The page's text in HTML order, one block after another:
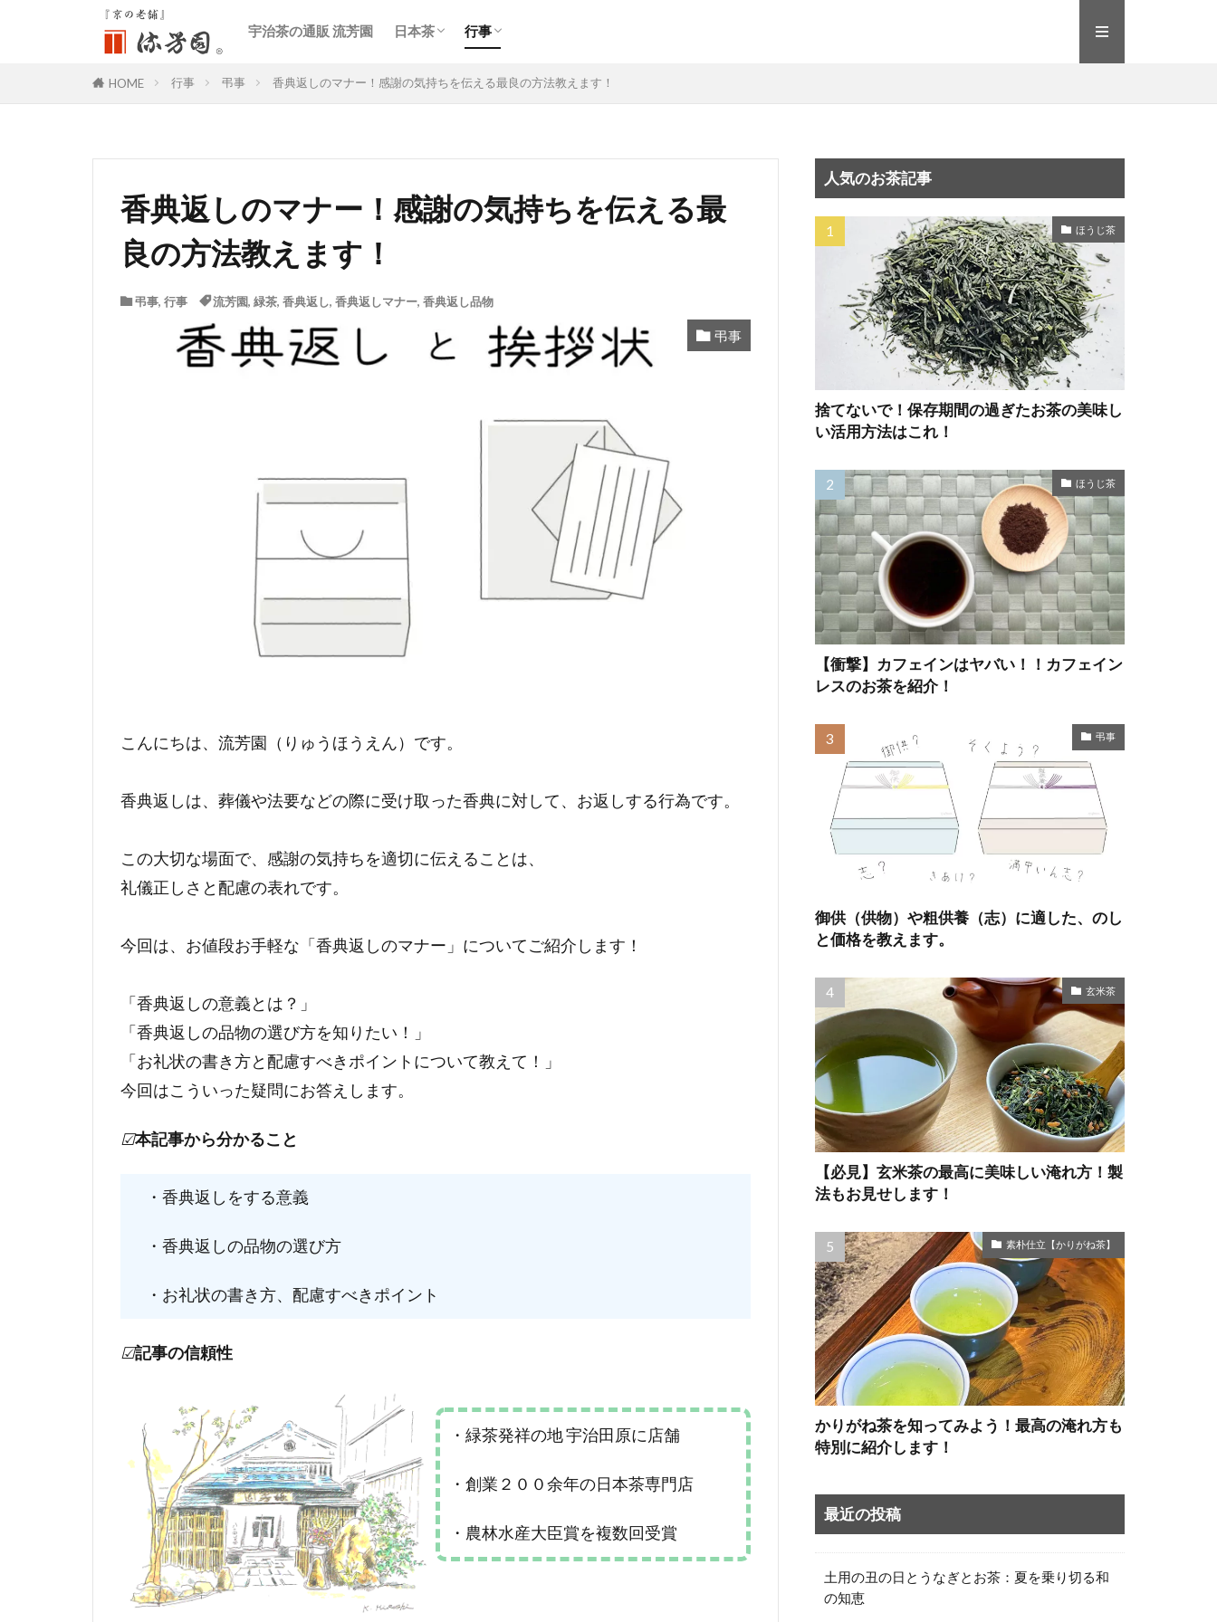
宇治茶の通販 流芳園 日本茶 行事
HOME 行事 弔事 香典返しのマナー！感謝の気持ちを伝える最良の方法教えます！
香典返しのマナー！感謝の気持ちを伝える最
良の方法教えます！
弔事, 行事 流芳園, 緑茶, 香典返し, 香典返しマナー, 香典返し品物
弔事
こんにちは、流芳園（りゅうほうえん）です。
香典返しは、葬儀や法要などの際に受け取った香典に対して、お返しする行為です。
この大切な場面で、感謝の気持ちを適切に伝えることは、
礼儀正しさと配慮の表れです。
今回は、お値段お手軽な「香典返しのマナー」についてご紹介します！
「香典返しの意義とは？」
「香典返しの品物の選び方を知りたい！」
「お礼状の書き方と配慮すべきポイントについて教えて！」
今回はこういった疑問にお答えします。
☑本記事から分かること
・香典返しをする意義
・香典返しの品物の選び方
・お礼状の書き方、配慮すべきポイント
☑記事の信頼性
・緑茶発祥の地 宇治田原に店舗
・創業２００余年の日本茶専門店
・農林水産大臣賞を複数回受賞
人気のお茶記事
ほうじ茶
捨てないで！保存期間の過ぎたお茶の美味し
い活用方法はこれ！
ほうじ茶
【衝撃】カフェインはヤバい！！カフェイン
レスのお茶を紹介！
弔事
御供（供物）や粗供養（志）に適した、のし
と価格を教えます。
玄米茶
【必見】玄米茶の最高に美味しい淹れ方！製
法もお見せします！
素朴仕立【かりがね茶】
かりがね茶を知ってみよう！最高の淹れ方も
特別に紹介します！
最近の投稿
土用の丑の日とうなぎとお茶：夏を乗り切る和
の知恵